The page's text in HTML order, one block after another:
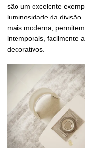
são um excelente
luminosidade da
mais moderna,
intemporais, facilmente
decorativos.